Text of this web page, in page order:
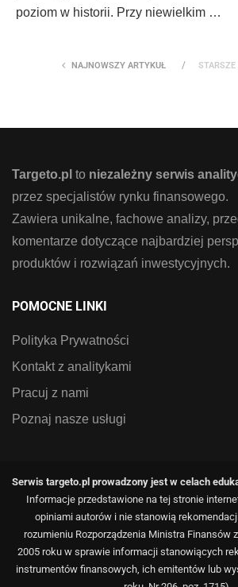
poziom w historii. Przy niewielkim …
NAJNOWSZY ARTYKUŁ
Targeto.pl to niezależny serwis
przez specjalistów rynku finansowego.
Zawiera unikalne, fachowe analizy,
komentarze dotyczące najbardziej
produktów i rozwiązań inwestycyjnych.
POMOCNE LINKI
Polityka Prywatności
Kontakt z analitykami
Pracuj z nami
Poznaj nasze usługi
Serwis targeto.pl prowadzony jest w celach
Informacje przedstawione na tej stronie
opiniami autorów i nie stanowią
rozumieniu Rozporządzenia Ministra Finansów
2005 roku w sprawie informacji stanowiących
instrumentów finansowych, ich emitentów lub